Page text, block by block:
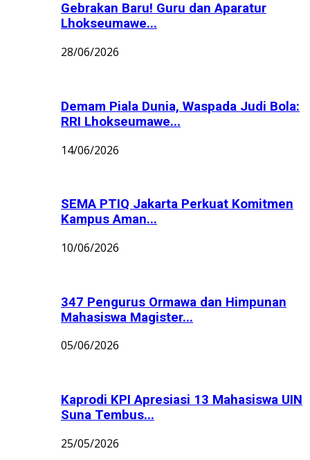
Gebrakan Baru! Guru dan Aparatur
Lhokseumawe...
28/06/2026
Demam Piala Dunia, Waspada Judi Bola:
RRI Lhokseumawe...
14/06/2026
SEMA PTIQ Jakarta Perkuat Komitmen
Kampus Aman...
10/06/2026
347 Pengurus Ormawa dan Himpunan
Mahasiswa Magister...
05/06/2026
Kaprodi KPI Apresiasi 13 Mahasiswa UIN
Suna Tembus...
25/05/2026